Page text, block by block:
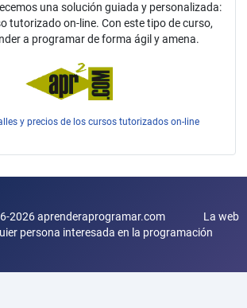
una solución guiada y personalizada:
tutorizado on-line. Con este tipo de curso,
a programar de forma ágil y amena.
y precios de los cursos tutorizados on-line
aprenderaprogramar.com La web
persona interesada en la programación